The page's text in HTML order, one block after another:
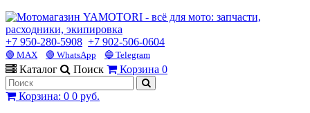
+7 950-280-5908 +7 902-506-0604
🟢 MAX 🟢 WhatsApp 🔵 Telegram
Каталог Поиск Корзина 0
Корзина: 0 0 руб.